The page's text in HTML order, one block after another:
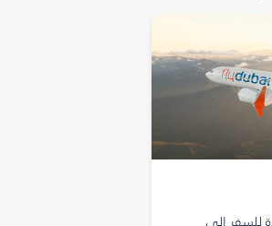
للسفر إلى